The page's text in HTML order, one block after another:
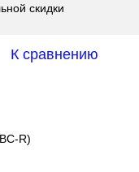
скидки
К сравнению
R)